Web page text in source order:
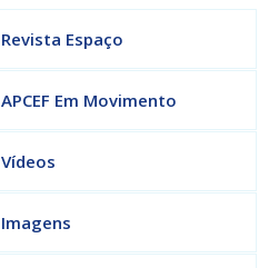
Revista Espaço
APCEF Em Movimento
Vídeos
Imagens